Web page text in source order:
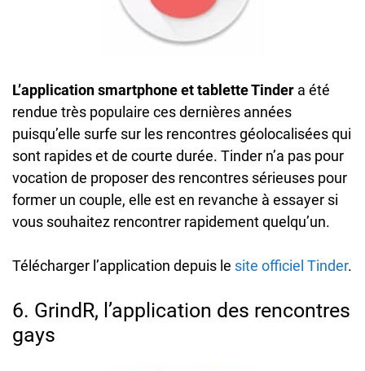
L’application smartphone et tablette Tinder a été
rendue très populaire ces dernières années
puisqu’elle surfe sur les rencontres géolocalisées qui
sont rapides et de courte durée. Tinder n’a pas pour
vocation de proposer des rencontres sérieuses pour
former un couple, elle est en revanche à essayer si
vous souhaitez rencontrer rapidement quelqu’un.
Télécharger l’application depuis le site officiel Tinder.
6. GrindR, l’application des rencontres
gays